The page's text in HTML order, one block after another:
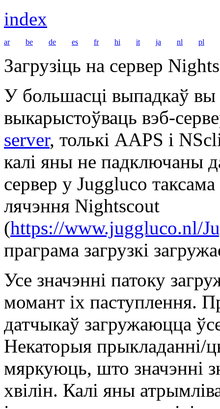
index
ar be de es fr hi it ja nl pl
Загрузіць на сервер
У большасці выпадкаў
выкарыстоўваць вэб-
server, толькі AAPS і
калі яны не падключаны
сервер у Juggluco
лячэння Nightscout
(https://www.juggluco.nl/
праграма загрузкі
Усе значэнні патоку
момант іх паступлення.
датчыкаў загружаюцца
Некаторыя прыкладанні/
мяркуюць, што значэнні
хвілін. Калі яны